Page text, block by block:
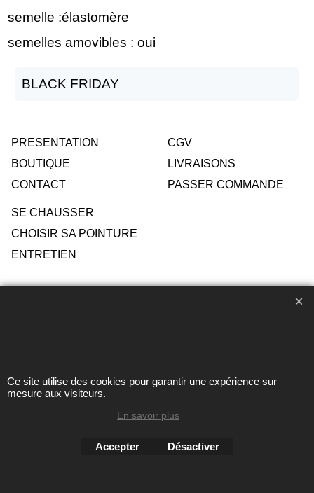
semelle :élastomère
semelles amovibles : oui
BLACK FRIDAY
PRESENTATION
BOUTIQUE
CONTACT
CGV
LIVRAISONS
PASSER COMMANDE
SE CHAUSSER
CHOISIR SA POINTURE
ENTRETIEN
Boutique en ligne créés
avec le logiciel
Ce site utilise des cookies pour garantir une expérience sur
mesure aux visiteurs.
En savoir plus
Accepter Désactiver